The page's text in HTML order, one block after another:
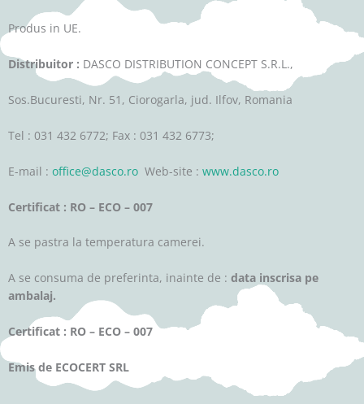
Produs in UE.
Distribuitor : DASCO DISTRIBUTION CONCEPT S.R.L.,
Sos.Bucuresti, Nr. 51, Ciorogarla, jud. Ilfov, Romania
Tel : 031 432 6772; Fax : 031 432 6773;
E-mail : office@dasco.ro Web-site : www.dasco.ro
Certificat : RO – ECO – 007
A se pastra la temperatura camerei.
A se consuma de preferinta, inainte de : data inscrisa pe
ambalaj.
Certificat : RO – ECO – 007
Emis de ECOCERT SRL